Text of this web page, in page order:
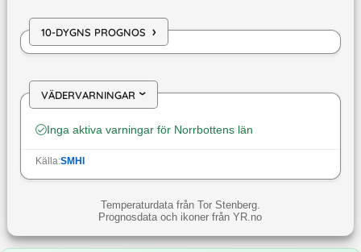
10-DYGNS PROGNOS ›
VÄDERVARNINGAR›
Inga aktiva varningar för Norrbottens län
Källa:SMHI
Temperaturdata från Tor Stenberg.
Prognosdata och ikoner från YR.no